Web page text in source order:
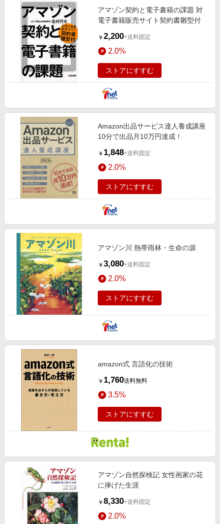
アマゾン契約と電子書籍の課題 対
電子書籍販売サイト契約書雛型付
￥ 2,200+送料固定
2.0%
ストアにすすむ
Amazon出品サービス達人養成講座
10分で出品月10万円達成！
￥ 1,848+送料固定
2.0%
ストアにすすむ
アマゾン川 熱帯雨林・生命の源
￥ 3,080+送料固定
2.0%
ストアにすすむ
amazon式 言語化の技術
￥ 1,760送料無料
3.5%
ストアにすすむ
アマゾン自然探検記 女性画家の花
に捧げた生涯
￥ 8,330+送料固定
2.0%